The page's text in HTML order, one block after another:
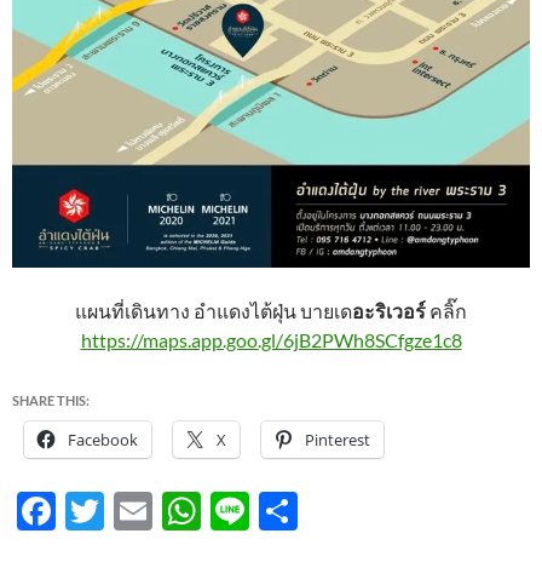
แผนที่เดินทาง อำแดงไต้ฝุ่น บายเดอะริเวอร์ คลิ๊ก
https://maps.app.goo.gl/6jB2PWh8SCfgze1c8
SHARE THIS:
Facebook X Pinterest
F
T
E
W Li